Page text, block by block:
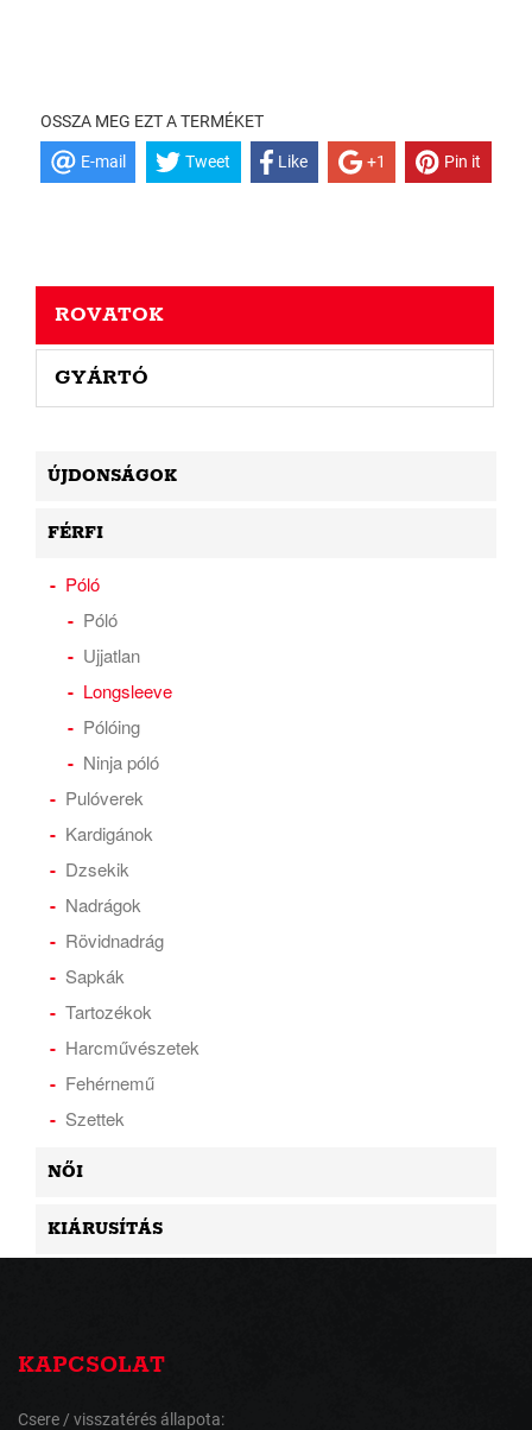
OSSZA MEG EZT A TERMÉKET
E-mail Tweet Like +1 Pin it
ROVATOK
GYÁRTÓ
ÚJDONSÁGOK
FÉRFI
Póló
Póló
Ujjatlan
Longsleeve
Pólóing
Ninja póló
Pulóverek
Kardigánok
Dzsekik
Nadrágok
Rövidnadrág
Sapkák
Tartozékok
Harcművészetek
Fehérnemű
Szettek
NŐI
KIÁRUSÍTÁS
KAPCSOLAT
Csere / visszatérés állapota: